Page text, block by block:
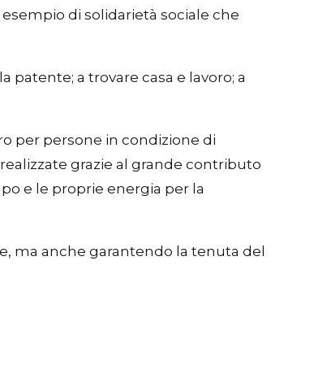
di solidarietà sociale che
patente; a trovare casa e lavoro; a
per persone in condizione di
grazie al grande contributo
e le proprie energia per la
ma anche garantendo la tenuta del